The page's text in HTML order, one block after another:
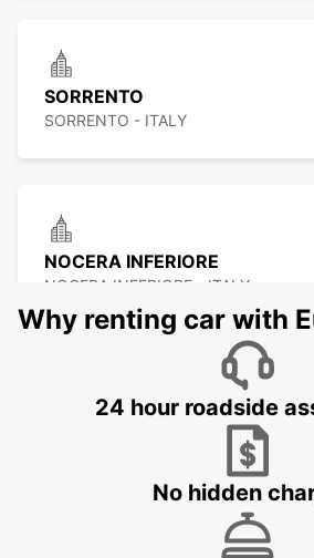
SORRENTO
SORRENTO - ITALY
NOCERA INFERIORE
NOCERA INFERIORE - ITALY
Why renting car with
24 hour roadside
No hidden